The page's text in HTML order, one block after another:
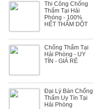
Thi Công Chống
Thấm Tại Hải
Phòng - 100%
HẾT THẤM DỘT
Chống Thấm Tại
Hải Phòng - UY
TÍN - GIÁ RẺ
Đại Lý Bán Chống
Thấm Uy Tín Tại
Hải Phòng